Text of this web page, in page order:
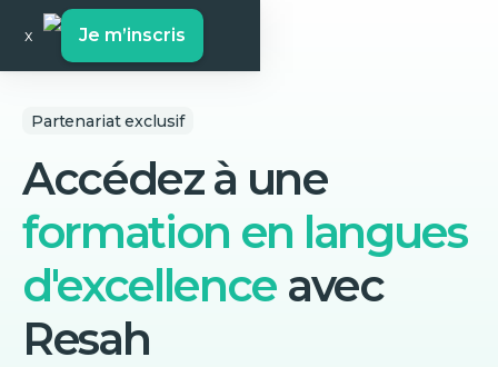
x Je m’inscris
Partenariat exclusif
Accédez à une
formation en langues
d'excellence avec
Resah